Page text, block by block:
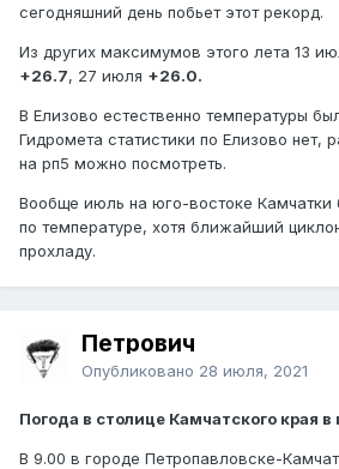
сегодняшний день побьет этот рекорд.
Из других максимумов этого лета 13
+26.7, 27 июля +26.0.
В Елизово естественно температуры
Гидромета статистики по Елизово нет,
на рп5 можно посмотреть.
Вообще июль на юго-востоке Камчатки
по температуре, хотя ближайший
прохладу.
Петрович
Опубликовано 28 июля, 2021
Погода в столице Камчатского края в
В 9.00 в городе Петропавловске-